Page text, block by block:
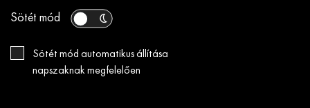
Sötét mód
Sötét mód automatikus állítása
napszaknak megfelelően